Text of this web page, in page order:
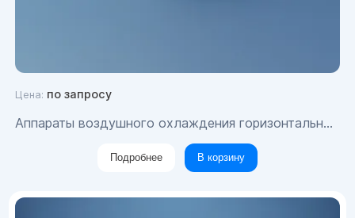
Цена: по запросу
Аппараты воздушного охлаждения горизонтальные блочного типа
Подробнее В корзину